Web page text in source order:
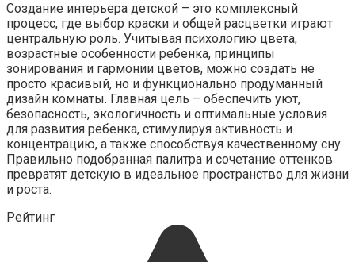
Создание интерьера детской – это комплексный
процесс, где выбор краски и общей расцветки играют
центральную роль. Учитывая психологию цвета,
возрастные особенности ребенка, принципы
зонирования и гармонии цветов, можно создать не
просто красивый, но и функционально продуманный
дизайн комнаты. Главная цель – обеспечить уют,
безопасность, экологичность и оптимальные условия
для развития ребенка, стимулируя активность и
концентрацию, а также способствуя качественному сну.
Правильно подобранная палитра и сочетание оттенков
превратят детскую в идеальное пространство для жизни
и роста.
Рейтинг